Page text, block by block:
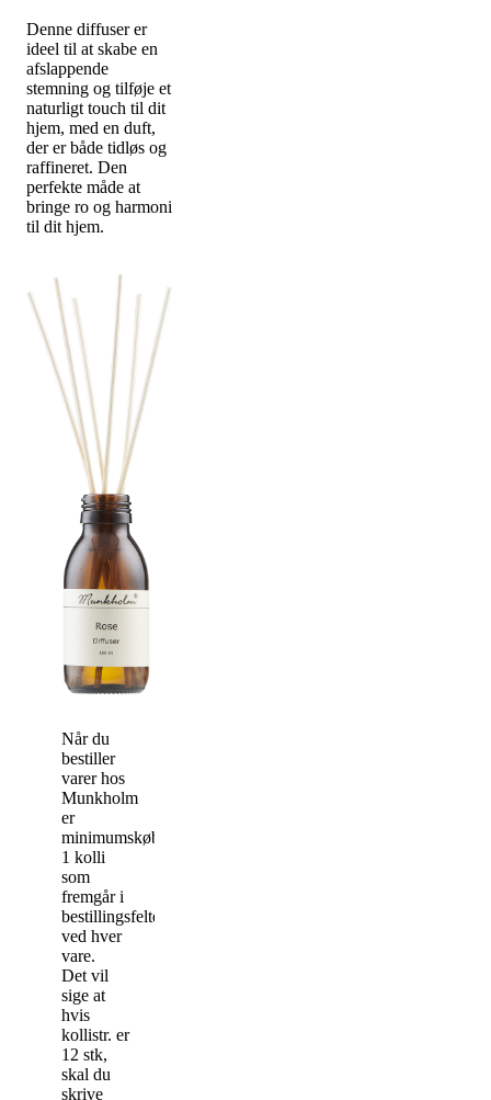
Denne diffuser er
ideel til at skabe en
afslappende
stemning og tilføje et
naturligt touch til dit
hjem, med en duft,
der er både tidløs og
raffineret. Den
perfekte måde at
bringe ro og harmoni
til dit hjem.
Når du
bestiller
varer hos
Munkholm
er
minimumskøbet
1 kolli
som
fremgår i
bestillingsfeltet
ved hver
vare.
Det vil
sige at
hvis
kollistr. er
12 stk,
skal du
skrive